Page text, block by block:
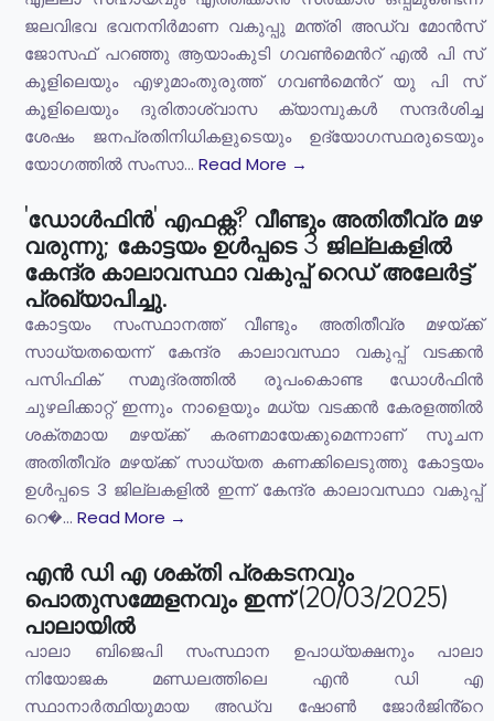
ജലവിഭവ ഭവനനിർമാണ വകുപ്പു മന്ത്രി അഡ്വ മോൻസ്
ജോസഫ് പറഞ്ഞു ആയാംകുടി ഗവൺമെൻറ് എൽ പി സ്
കൂളിലെയും എഴുമാംതുരുത്ത് ഗവൺമെൻറ് യു പി സ്
കൂളിലെയും ദുരിതാശ്വാസ ക്യാമ്പുകൾ സന്ദർശിച്ച
ശേഷം ജനപ്രതിനിധികളുടെയും ഉദ്യോഗസ്ഥരുടെയും
യോഗത്തിൽ സംസാ... Read More →
'ഡോൾഫിൻ' എഫക്റ്റ്? വീണ്ടും അതിതീവ്ര മഴ
വരുന്നു; കോട്ടയം ഉൾപ്പടെ 3 ജില്ലകളിൽ
കേന്ദ്ര കാലാവസ്ഥാ വകുപ്പ് റെഡ് അലേർട്ട്
പ്രഖ്യാപിച്ചു.
കോട്ടയം സംസ്ഥാനത്ത് വീണ്ടും അതിതീവ്ര മഴയ്ക്ക്
സാധ്യതയെന്ന് കേന്ദ്ര കാലാവസ്ഥാ വകുപ്പ് വടക്കൻ
പസിഫിക് സമുദ്രത്തിൽ രൂപംകൊണ്ട ഡോൾഫിൻ
ചുഴലിക്കാറ്റ് ഇന്നും നാളെയും മധ്യ വടക്കൻ കേരളത്തിൽ
ശക്തമായ മഴയ്ക്ക് കരണമായേക്കുമെന്നാണ് സൂചന
അതിതീവ്ര മഴയ്ക്ക് സാധ്യത കണക്കിലെടുത്തു കോട്ടയം
ഉൾപ്പടെ 3 ജില്ലകളിൽ ഇന്ന് കേന്ദ്ര കാലാവസ്ഥാ വകുപ്പ്
റെ�... Read More →
എൻ ഡി എ ശക്തി പ്രകടനവും
പൊതുസമ്മേളനവും ഇന്ന് (20/03/2025)
പാലായിൽ
പാലാ ബിജെപി സംസ്ഥാന ഉപാധ്യക്ഷനും പാലാ
നിയോജക മണ്ഡലത്തിലെ എൻ ഡി എ
സ്ഥാനാർത്ഥിയുമായ അഡ്വ ഷോൺ ജോർജിൻ്റെ